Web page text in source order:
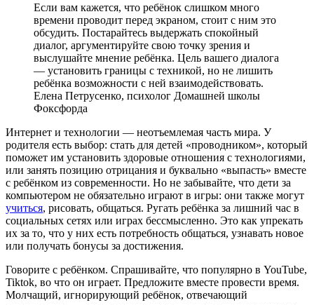
Если вам кажется, что ребёнок слишком много
времени проводит перед экраном, стоит с ним это
обсудить. Постарайтесь выдержать спокойный
диалог, аргументируйте свою точку зрения и
выслушайте мнение ребёнка. Цель вашего диалога
— установить границы с техникой, но не лишить
ребёнка возможности с ней взаимодействовать.
Елена Петрусенко, психолог Домашней школы
Фоксфорда
Интернет и технологии — неотъемлемая часть мира. У
родителя есть выбор: стать для детей «проводником», который
поможет им установить здоровые отношения с технологиями,
или занять позицию отрицания и буквально «выпасть» вместе
с ребёнком из современности. Но не забывайте, что дети за
компьютером не обязательно играют в игры: они также могут
учиться, рисовать, общаться. Ругать ребёнка за лишний час в
социальных сетях или играх бессмысленно. Это как упрекать
их за то, что у них есть потребность общаться, узнавать новое
или получать бонусы за достижения.
Говорите с ребёнком. Спрашивайте, что популярно в YouTube,
Tiktok, во что он играет. Предложите вместе провести время.
Молчащий, игнорирующий ребёнок, отвечающий